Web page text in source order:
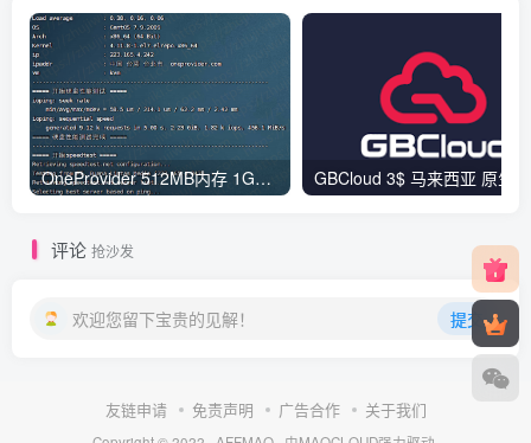
OneProvider 512MB内存 1Gbps端口 台湾KVM VPS测评
评论 抢沙发
欢迎您留下宝贵的见解！ 提交
友链申请 免责声明 广告合作 关于我们